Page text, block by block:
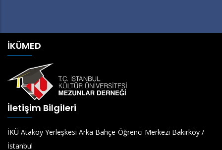
İKÜMED
İletişim Bilgileri
İKÜ Ataköy Yerleşkesi Arka Bahçe-Öğrenci Merkezi Bakırköy /
İstanbul